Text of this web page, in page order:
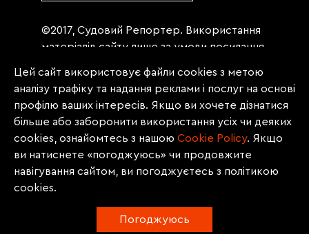
©2017, Судовий Репортер. Використання
матеріалів сайту лише за умови посилання
«Судовий репортер» не нижче третього
абзацу. Матеріали, щодо яких міститься
заборона на повну републікацію
(передрук, копіювання, відтворення або
інше використання), заборонено
передруковувати без згоди редакції.
Матеріали з позначкою PROMOTED, ЗА
Цей сайт використовує файли cookies з метою
аналізу трафіку та надання реклами і послуг на основі
профілю ваших інтересів. Якщо ви хочете дізнатися
більше або заборонити використання усіх чи деяких
cookies, ознайомтесь з нашою Сookie Policy. Якщо
ви натиснете «погоджуюсь» чи продовжите
навігування сайтом, ви погоджуєтесь з політикою
cookies.
Погоджуюсь